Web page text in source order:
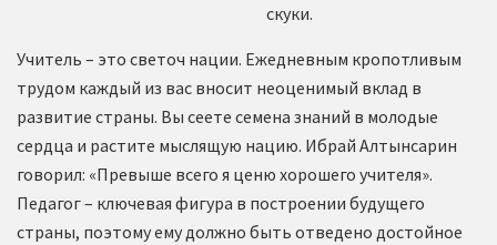
скуки.
Учитель – это светоч нации. Ежедневным кропотливым
трудом каждый из вас вносит неоценимый вклад в
развитие страны. Вы сеете семена знаний в молодые
сердца и растите мыслящую нацию. Ибрай Алтынсарин
говорил: «Превыше всего я ценю хорошего учителя».
Педагог – ключевая фигура в построении будущего
страны, поэтому ему должно быть отведено достойное